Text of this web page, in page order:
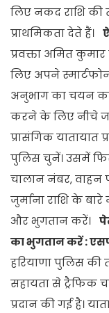
लिए नकद राशि
प्राथमिकता देते हैं।
प्रवक्ता अमित
लिए अपने
अनुभाग का चयन
करने के लिए नीचे
प्रासंगिक यातायात
पुलिस चुनें। उसमें
चालान नंबर, वाहन
जुर्माना राशि के
और भुगतान करें।
का भुगतान करें :
हरियाणा पुलिस
सहायता से ट्रैफिक
प्रदान की गई है।